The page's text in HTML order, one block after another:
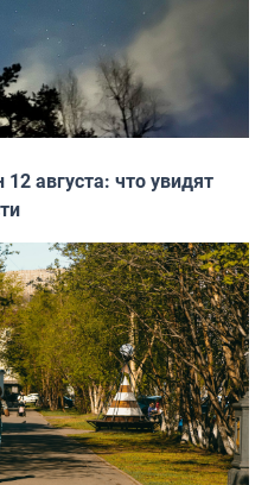
августа: что увидят